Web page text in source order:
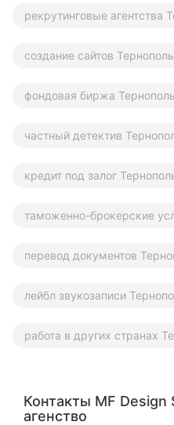
рекрутинговые агентства
создание сайтов Тернополь
фондовая биржа Тернополь
частный детектив
кредит под залог
таможенно-брокерские
перевод документов
лейбл звукозаписи
работа в других странах
Контакты MF
агенство